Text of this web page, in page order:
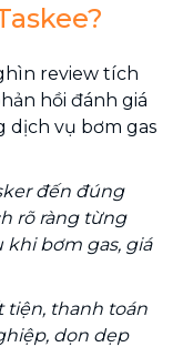
review tích
hồi đánh giá
dịch vụ bơm gas
đến đúng
rõ ràng từng
khi bơm gas, giá
tiện, thanh toán
dọn dẹp